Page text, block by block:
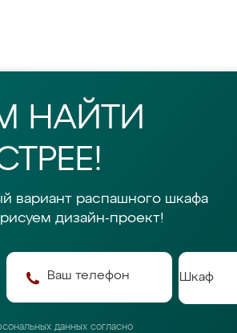
НАЙТИ
вариант распашного шкафа
дизайн-проект!
данных согласно